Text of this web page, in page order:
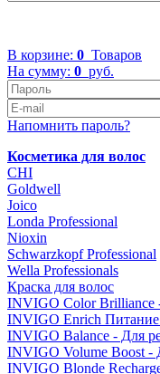
В корзине: 0 Товаров
На сумму: 0 руб.
Напомнить пароль?
Косметика для волос
CHI
Goldwell
Joico
Londa Professional
Nioxin
Schwarzkopf Professional
Wella Professionals
Краска для волос
INVIGO Color Brilliance
INVIGO Enrich
INVIGO Balance - Для
INVIGO Volume Boost -
INVIGO Blonde